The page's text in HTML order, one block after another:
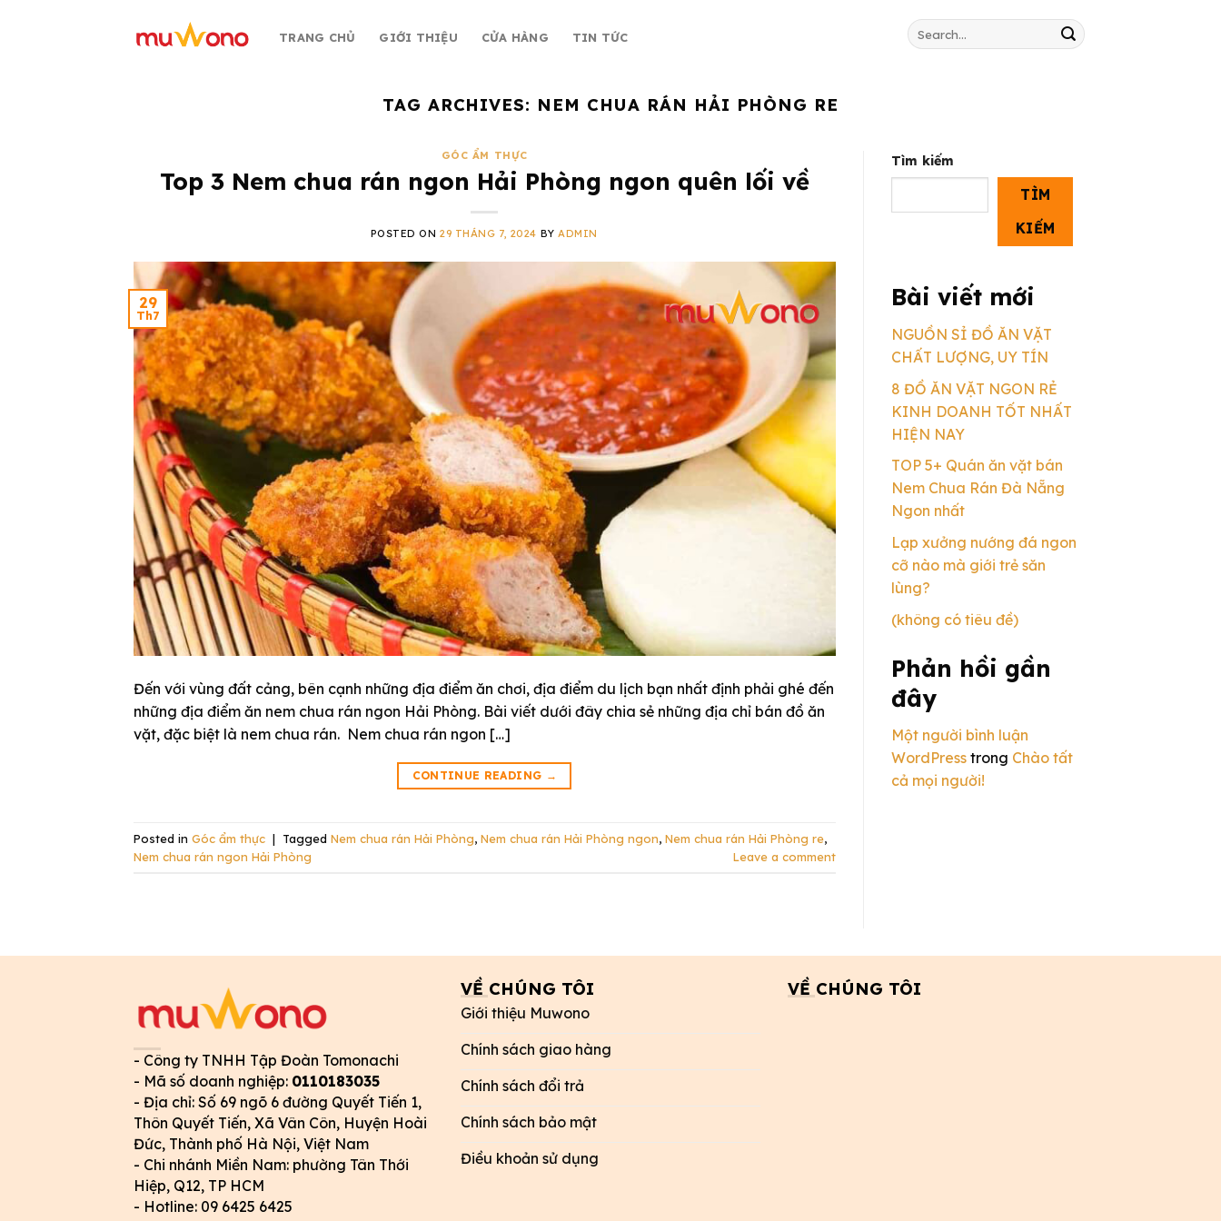
TRANG CHỦ GIỚI THIỆU CỬA HÀNG TIN TỨC
Search
for:
TAG ARCHIVES: NEM CHUA RÁN HẢI PHÒNG RE
GÓC ẨM THỰC
Top 3 Nem chua rán ngon Hải Phòng ngon quên lối về
POSTED ON29 THÁNG 7, 2024 BYADMIN
29
Th7
Đến với vùng đất cảng, bên cạnh những địa điểm ăn chơi, địa điểm du lịch bạn nhất định phải ghé đến
những địa điểm ăn nem chua rán ngon Hải Phòng. Bài viết dưới đây chia sẻ những địa chỉ bán đồ ăn
vặt, đặc biệt là nem chua rán. Nem chua rán ngon […]
CONTINUE READING →
Posted in Góc ẩm thực | Tagged Nem chua rán Hải Phòng, Nem chua rán Hải Phòng ngon, Nem chua rán Hải Phòng re,
Nem chua rán ngon Hải Phòng
Leave a comment
Tìm kiếm
TÌM
KIẾM
Bài viết mới
NGUỒN SỈ ĐỒ ĂN VẶT
CHẤT LƯỢNG, UY TÍN
8 ĐỒ ĂN VẶT NGON RẺ
KINH DOANH TỐT NHẤT
HIỆN NAY
TOP 5+ Quán ăn vặt bán
Nem Chua Rán Đà Nẵng
Ngon nhất
Lạp xưởng nướng đá ngon
cỡ nào mà giới trẻ săn
lùng?
(không có tiêu đề)
Phản hồi gần
đây
Một người bình luận
WordPresstrong Chào tất
cả mọi người!
- Công ty TNHH Tập Đoàn Tomonachi
- Mã số doanh nghiệp: 0110183035
- Địa chỉ: Số 69 ngõ 6 đường Quyết Tiến 1,
Thôn Quyết Tiến, Xã Vân Côn, Huyện Hoài
Đức, Thành phố Hà Nội, Việt Nam
- Chi nhánh Miền Nam: phường Tân Thới
Hiệp, Q12, TP HCM
- Hotline: 09 6425 6425
VỀ CHÚNG TÔI
Giới thiệu Muwono
Chính sách giao hàng
Chính sách đổi trả
Chính sách bảo mật
Điều khoản sử dụng
VỀ CHÚNG TÔI